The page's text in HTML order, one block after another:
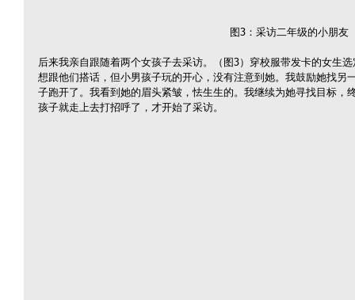
图3：采访二年级的小朋友
后来我亲自跟随着两个女孩子去采访。（图3）穿校服带发卡的女生
想跟他们搭话，但小男孩子玩的开心，没有注意到她。我鼓励她找另
子跑开了。我看到她的眉头紧皱，怯生生的。我继续为她寻找目标，
孩子就走上去打招呼了，才开始了采访。